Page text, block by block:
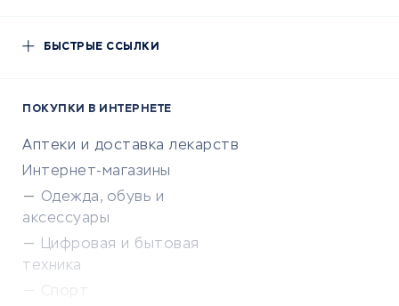
БЫСТРЫЕ ССЫЛКИ
ПОКУПКИ В ИНТЕРНЕТЕ
Аптеки и доставка лекарств
Интернет-магазины
Одежда, обувь и
аксессуары
Цифровая и бытовая
техника
Спорт